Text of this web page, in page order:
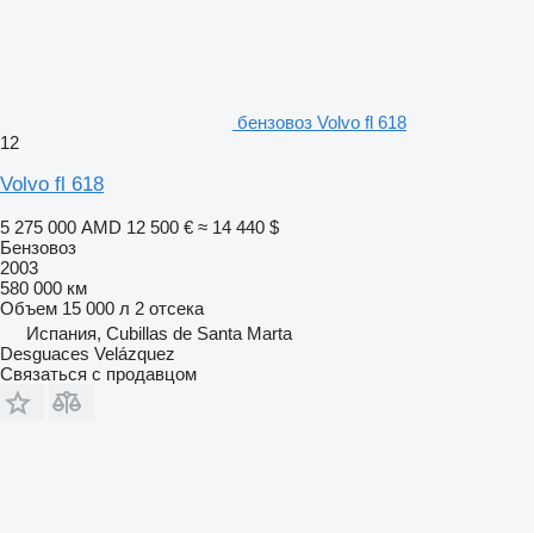
бензовоз Volvo fl 618
12
Volvo fl 618
5 275 000 AMD 12 500 € ≈ 14 440 $
Бензовоз
2003
580 000 км
Объем 15 000 л 2 отсека
Испания, Cubillas de Santa Marta
Desguaces Velázquez
Связаться с продавцом